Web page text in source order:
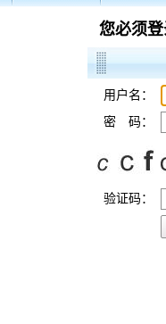
您必须
用户名：
密 码：
验证码：